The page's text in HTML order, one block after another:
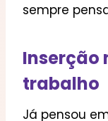
sempre
Inserção
trabalho
Já pensou